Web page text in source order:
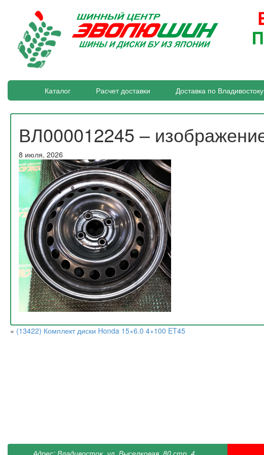
Каталог Расчет доставки Доставка по Владивостоку
ВЛ000012245 –
8 июля, 2026
« (13422) Комплект диски Honda 15×6.0 4×100 ET45
Адрес: Владивосток, ул. Выселковая, 80 стр. 4